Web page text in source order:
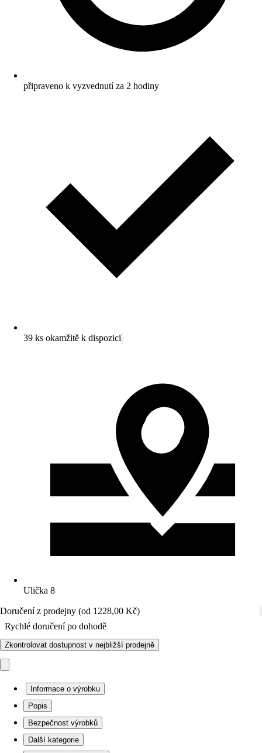
připraveno k vyzvednutí za 2 hodiny
39 ks okamžitě k dispozici
Ulička 8
Doručení z prodejny (od 1228,00 Kč)
Rychlé doručení po dohodě
Zkontrolovat dostupnost v nejbližší prodejně
Informace o výrobku
Popis
Bezpečnost výrobků
Další kategorie